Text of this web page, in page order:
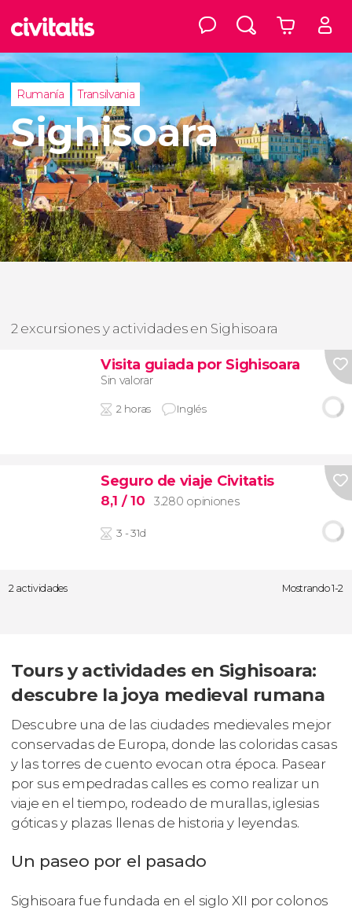
Rumanía Transilvania
Sighisoara
2 excursiones y actividades en Sighisoara
Visita guiada por Sighisoara
Sin valorar
2 horas Inglés
Seguro de viaje Civitatis
8,1 / 10 3.280 opiniones
3 - 31d
2 actividades Mostrando 1-2
Tours y actividades en Sighisoara:
descubre la joya medieval rumana
Descubre una de las ciudades medievales mejor
conservadas de Europa, donde las coloridas casas
y las torres de cuento evocan otra época. Pasear
por sus empedradas calles es como realizar un
viaje en el tiempo, rodeado de murallas, iglesias
góticas y plazas llenas de historia y leyendas.
Un paseo por el pasado
Sighisoara fue fundada en el siglo XII por colonos